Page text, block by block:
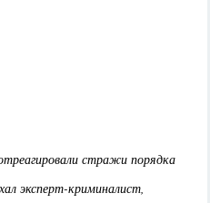
стражи порядка
эксперт-криминалист,